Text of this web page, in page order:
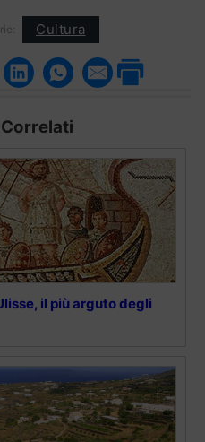
Cultura
il più arguto degli